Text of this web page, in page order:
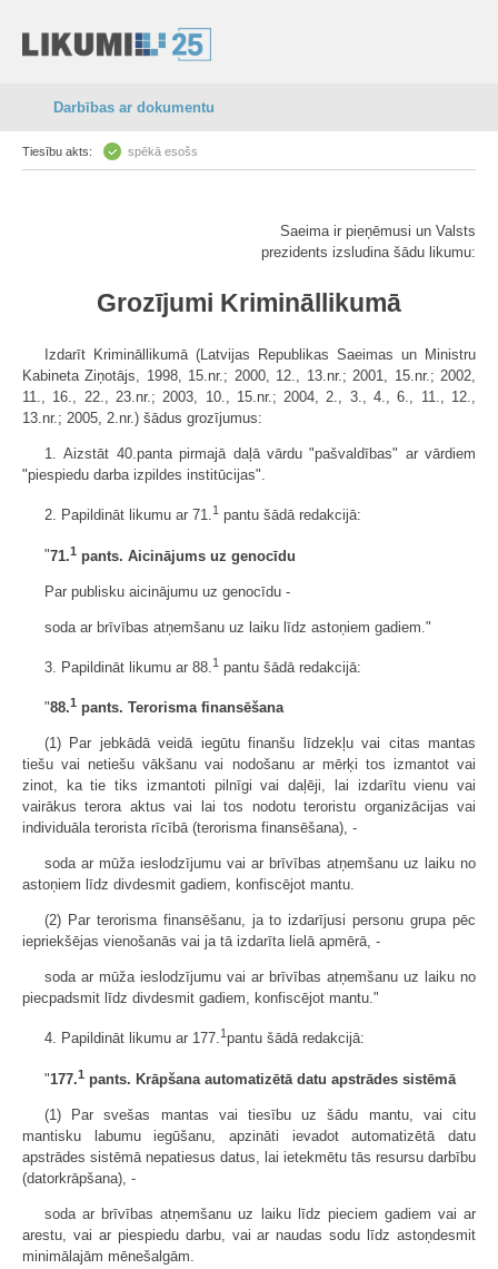
Darbības ar dokumentu
Tiesību akts: spēkā esošs
Saeima ir pieņēmusi un Valsts
prezidents izsludina šādu likumu:
Grozījumi Krimināllikumā
Izdarīt Krimināllikumā (Latvijas Republikas Saeimas un Ministru
Kabineta Ziņotājs, 1998, 15.nr.; 2000, 12., 13.nr.; 2001, 15.nr.; 2002,
11., 16., 22., 23.nr.; 2003, 10., 15.nr.; 2004, 2., 3., 4., 6., 11., 12.,
13.nr.; 2005, 2.nr.) šādus grozījumus:
1. Aizstāt 40.panta pirmajā daļā vārdu "pašvaldības" ar vārdiem
"piespiedu darba izpildes institūcijas".
2. Papildināt likumu ar 71.1 pantu šādā redakcijā:
"71.1 pants. Aicinājums uz genocīdu
Par publisku aicinājumu uz genocīdu -
soda ar brīvības atņemšanu uz laiku līdz astoņiem gadiem."
3. Papildināt likumu ar 88. 1 pantu šādā redakcijā:
"88.1 pants. Terorisma finansēšana
(1) Par jebkādā veidā iegūtu finanšu līdzekļu vai citas mantas
tiešu vai netiešu vākšanu vai nodošanu ar mērķi tos izmantot vai
zinot, ka tie tiks izmantoti pilnīgi vai daļēji, lai izdarītu vienu vai
vairākus terora aktus vai lai tos nodotu teroristu organizācijas vai
individuāla terorista rīcībā (terorisma finansēšana), -
soda ar mūža ieslodzījumu vai ar brīvības atņemšanu uz laiku no
astoņiem līdz divdesmit gadiem, konfiscējot mantu.
(2) Par terorisma finansēšanu, ja to izdarījusi personu grupa pēc
iepriekšējas vienošanās vai ja tā izdarīta lielā apmērā, -
soda ar mūža ieslodzījumu vai ar brīvības atņemšanu uz laiku no
piecpadsmit līdz divdesmit gadiem, konfiscējot mantu."
4. Papildināt likumu ar 177.1 pantu šādā redakcijā:
"177.1 pants. Krāpšana automatizētā datu apstrādes sistēmā
(1) Par svešas mantas vai tiesību uz šādu mantu, vai citu
mantisku labumu iegūšanu, apzināti ievadot automatizētā datu
apstrādes sistēmā nepatiesus datus, lai ietekmētu tās resursu darbību
(datorkrāpšana), -
soda ar brīvības atņemšanu uz laiku līdz pieciem gadiem vai ar
arestu, vai ar piespiedu darbu, vai ar naudas sodu līdz astoņdesmit
minimālajām mēnešalgām.